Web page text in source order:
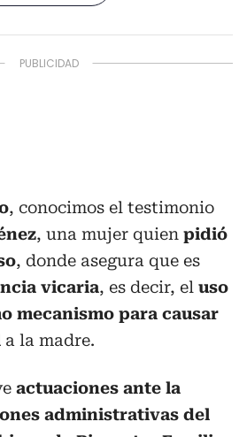
, conocimos el testimonio
, una mujer quien pidió
, donde asegura que es
vicaria, es decir, el uso
mecanismo para causar
a la madre.
actuaciones ante la
administrativas del